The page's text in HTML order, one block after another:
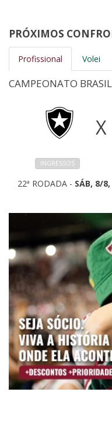
PRÓXIMOS
Profissional Volei
CAMPEONATO
X
INGRESSOS
22ª RODADA - SÁB, 8/